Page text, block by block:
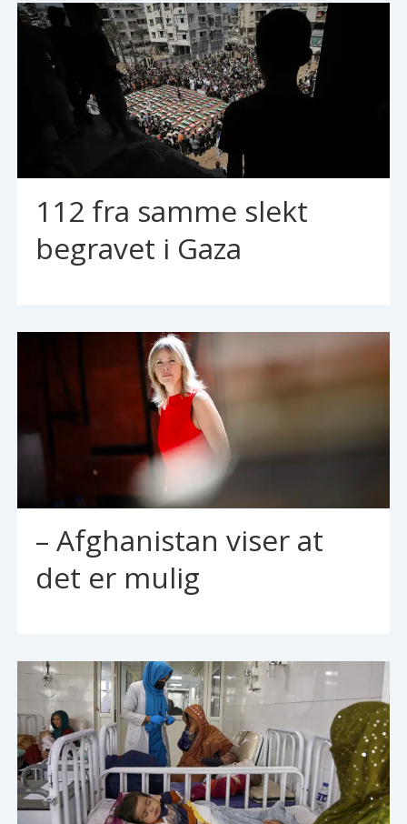
112 fra samme slekt
begravet i Gaza
– Afghanistan viser at
det er mulig